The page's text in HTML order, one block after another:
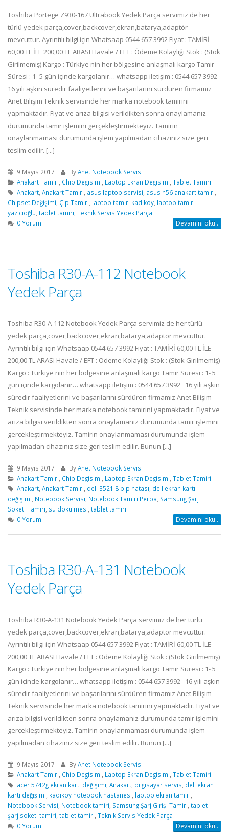
Toshiba Portege Z930-167 Ultrabook Yedek Parça servimiz de her
türlü yedek parça,cover,backcover,ekran,batarya,adaptör
mevcuttur. Ayrıntılı bilgi için Whatsaap 0544 657 3992 Fiyat : TAMİRİ
60,00 TL İLE 200,00 TL ARASI Havale / EFT : Ödeme Kolaylığı Stok : (Stok
Girilmemiş) Kargo : Türkiye nin her bölgesine anlaşmalı kargo Tamir
Süresi : 1- 5 gün içinde kargolanır… whatsapp iletişim : 0544 657 3992
16 yılı aşkın süredir faaliyetlerini ve başarılarını sürdüren firmamız
Anet Bilişim Teknik servisinde her marka notebook tamirini
yapmaktadır. Fiyat ve arıza bilgisi verildikten sonra onaylamanız
durumunda tamir işlemini gerçekleştirmekteyiz. Tamirin
onaylanmaması durumunda işlem yapılmadan cihazınız size geri
teslim edilir. [...]
9 Mayıs 2017 ByAnet Notebook Servisi
Anakart Tamiri Chip Degisimi Laptop Ekran Degisimi Tablet Tamiri
Anakart, Anakart Tamiri asus laptop servisi asus n56 anakart tamiri
Chipset Değişimi Çip Tamiri laptop tamiri kadıköy laptop tamiri
yazıcıoğlu tablet tamiri Teknik Servis Yedek Parça
0 Yorum
Devamını oku..
Toshiba R30-A-112 Notebook
Yedek Parça
Toshiba R30-A-112 Notebook Yedek Parça servimiz de her türlü
yedek parça,cover,backcover,ekran,batarya,adaptör mevcuttur.
Ayrıntılı bilgi için Whatsaap 0544 657 3992 Fiyat : TAMİRİ 60,00 TL İLE
200,00 TL ARASI Havale / EFT : Ödeme Kolaylığı Stok : (Stok Girilmemiş)
Kargo : Türkiye nin her bölgesine anlaşmalı kargo Tamir Süresi : 1- 5
gün içinde kargolanır… whatsapp iletişim : 0544 657 3992 16 yılı aşkın
süredir faaliyetlerini ve başarılarını sürdüren firmamız Anet Bilişim
Teknik servisinde her marka notebook tamirini yapmaktadır. Fiyat ve
arıza bilgisi verildikten sonra onaylamanız durumunda tamir işlemini
gerçekleştirmekteyiz. Tamirin onaylanmaması durumunda işlem
yapılmadan cihazınız size geri teslim edilir. Bunun [...]
9 Mayıs 2017 ByAnet Notebook Servisi
Anakart Tamiri Chip Degisimi Laptop Ekran Degisimi Tablet Tamiri
Anakart, Anakart Tamiri dell 3521 8 bip hatası dell ekran kartı
değişimi Notebook Servisi Notebook Tamiri Perpa Samsung Şarj
Soketi Tamiri su dökülmesi tablet tamiri
0 Yorum
Devamını oku..
Toshiba R30-A-131 Notebook
Yedek Parça
Toshiba R30-A-131 Notebook Yedek Parça servimiz de her türlü
yedek parça,cover,backcover,ekran,batarya,adaptör mevcuttur.
Ayrıntılı bilgi için Whatsaap 0544 657 3992 Fiyat : TAMİRİ 60,00 TL İLE
200,00 TL ARASI Havale / EFT : Ödeme Kolaylığı Stok : (Stok Girilmemiş)
Kargo : Türkiye nin her bölgesine anlaşmalı kargo Tamir Süresi : 1- 5
gün içinde kargolanır… whatsapp iletişim : 0544 657 3992 16 yılı aşkın
süredir faaliyetlerini ve başarılarını sürdüren firmamız Anet Bilişim
Teknik servisinde her marka notebook tamirini yapmaktadır. Fiyat ve
arıza bilgisi verildikten sonra onaylamanız durumunda tamir işlemini
gerçekleştirmekteyiz. Tamirin onaylanmaması durumunda işlem
yapılmadan cihazınız size geri teslim edilir. Bunun [...]
9 Mayıs 2017 ByAnet Notebook Servisi
Anakart Tamiri Chip Degisimi Laptop Ekran Degisimi Tablet Tamiri
acer 5742g ekran kartı değişimi Anakart, bilgisayar servis dell ekran
kartı değişimi kadıköy notebook hastanesi laptop ekran tamiri
Notebook Servisi Notebook tamiri Samsung Şarj Girişi Tamiri tablet
şarj soketi tamiri tablet tamiri Teknik Servis Yedek Parça
0 Yorum
Devamını oku..